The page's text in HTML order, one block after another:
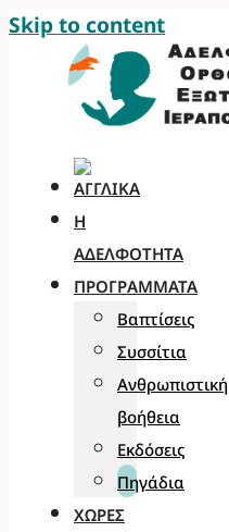
Skip to content
Η
ΑΔΕΛΦΌΤΗΤΑ
ΠΡΟΓΡΆΜΜΑΤΑ
Βαπτίσεις
Συσσίτια
Ανθρωπιστική
βοήθεια
Εκδόσεις
Πηγάδια
ΧΏΡΕΣ